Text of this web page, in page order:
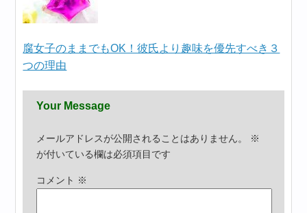
腐女子のままでもOK！彼氏より趣味を優先すべき３
つの理由
Your Message
メールアドレスが公開されることはありません。
※
が付いている欄は必須項目です
コメント ※